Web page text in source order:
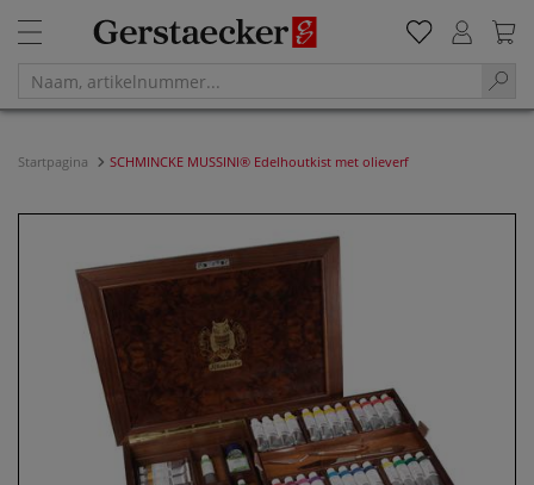
Startpagina SCHMINCKE MUSSINI® Edelhoutkist met olieverf